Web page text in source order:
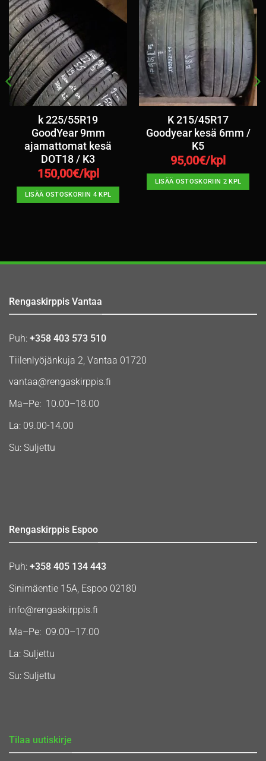
k 225/55R19
GoodYear 9mm
ajamattomat kesä
DOT18 / K3
150,00€/kpl
LISÄÄ OSTOSKORIIN 4 KPL
K 215/45R17
Goodyear kesä 6mm /
K5
95,00€/kpl
LISÄÄ OSTOSKORIIN 2 KPL
Rengaskirppis Vantaa
Puh: +358 403 573 510
Tiilenlyöjänkuja 2, Vantaa 01720
vantaa@rengaskirppis.fi
Ma–Pe: 10.00–18.00
La: 09.00-14.00
Su: Suljettu
Rengaskirppis Espoo
Puh: +358 405 134 443
Sinimäentie 15A, Espoo 02180
info@rengaskirppis.fi
Ma–Pe: 09.00–17.00
La: Suljettu
Su: Suljettu
Tilaa uutiskirje